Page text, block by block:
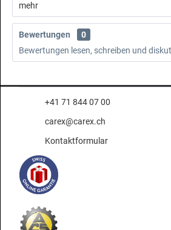
mehr
Bewertungen
0
Bewertungen lesen, schreiben und
+41 71 844 07 00
carex@carex.ch
Kontaktformular